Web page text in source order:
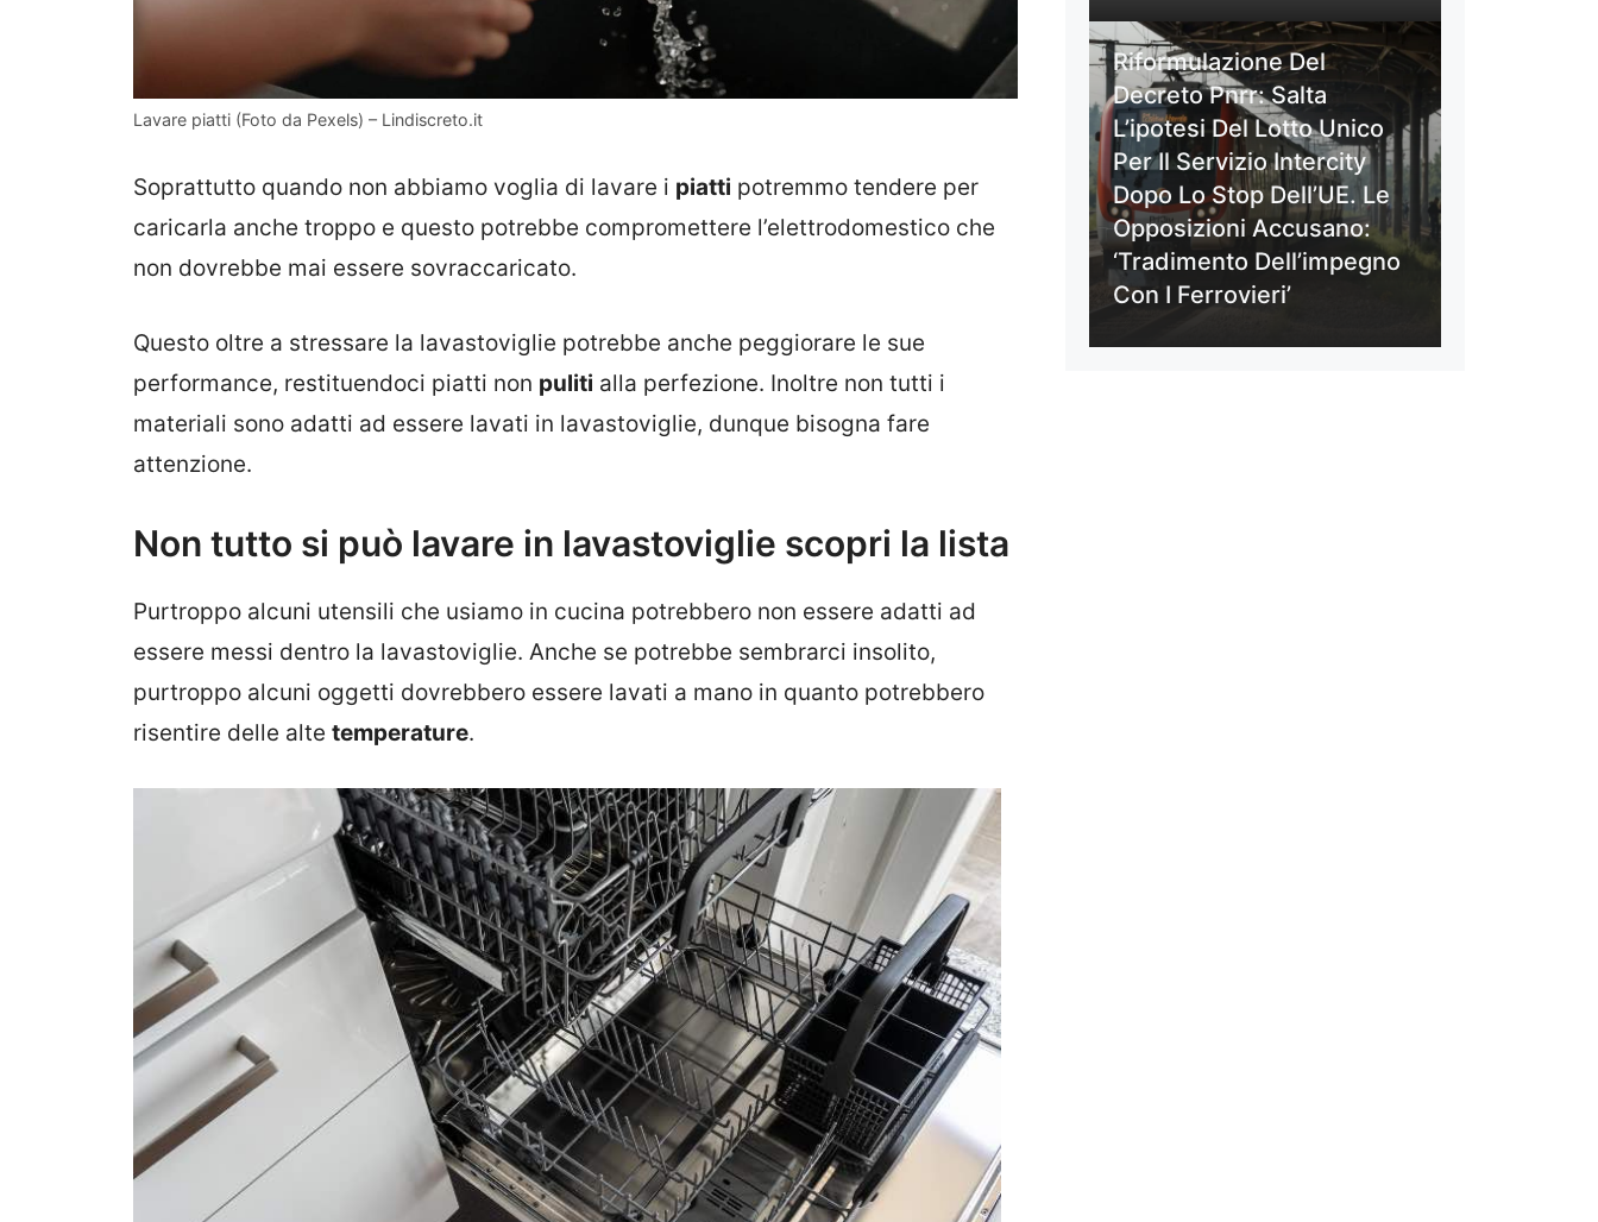
Lavare piatti (Foto da Pexels) – Lindiscreto.it
Soprattutto quando non abbiamo voglia di lavare i piatti potremmo tendere per
caricarla anche troppo e questo potrebbe compromettere l’elettrodomestico che
non dovrebbe mai essere sovraccaricato.
Questo oltre a stressare la lavastoviglie potrebbe anche peggiorare le sue
performance, restituendoci piatti non puliti alla perfezione. Inoltre non tutti i
materiali sono adatti ad essere lavati in lavastoviglie, dunque bisogna fare
attenzione.
Non tutto si può lavare in lavastoviglie scopri la lista
Purtroppo alcuni utensili che usiamo in cucina potrebbero non essere adatti ad
essere messi dentro la lavastoviglie. Anche se potrebbe sembrarci insolito,
purtroppo alcuni oggetti dovrebbero essere lavati a mano in quanto potrebbero
risentire delle alte temperature.
Riformulazione Del
Decreto Pnrr: Salta
L’ipotesi Del Lotto Unico
Per Il Servizio Intercity
Dopo Lo Stop Dell’UE. Le
Opposizioni Accusano:
‘Tradimento Dell’impegno
Con I Ferrovieri’